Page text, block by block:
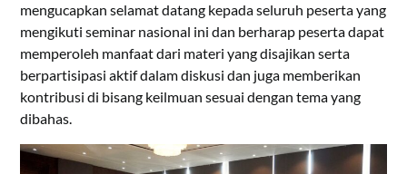
mengucapkan selamat datang kepada seluruh peserta yang
mengikuti seminar nasional ini dan berharap peserta dapat
memperoleh manfaat dari materi yang disajikan serta
berpartisipasi aktif dalam diskusi dan juga memberikan
kontribusi di bisang keilmuan sesuai dengan tema yang
dibahas.